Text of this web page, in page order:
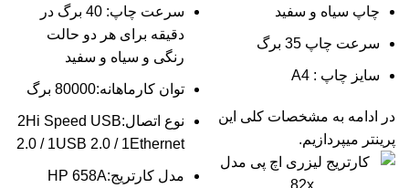
چاپ سیاه و سفید
سرعت چاپ 35 برگ
سایز چاپ : A4
در ادامه به مشخصات کلی این
پرینتر میپردازیم.
سرعت چاپ: 40 برگ در
دقیقه برای هر دو حالت
رنگی و سیاه و سفید
توان کارماهانه:80000 برگ
نوع اتصال:2Hi Speed USB
2.0 / 1USB 2.0 / 1Ethernet
مدل کارتریج:HP 658A